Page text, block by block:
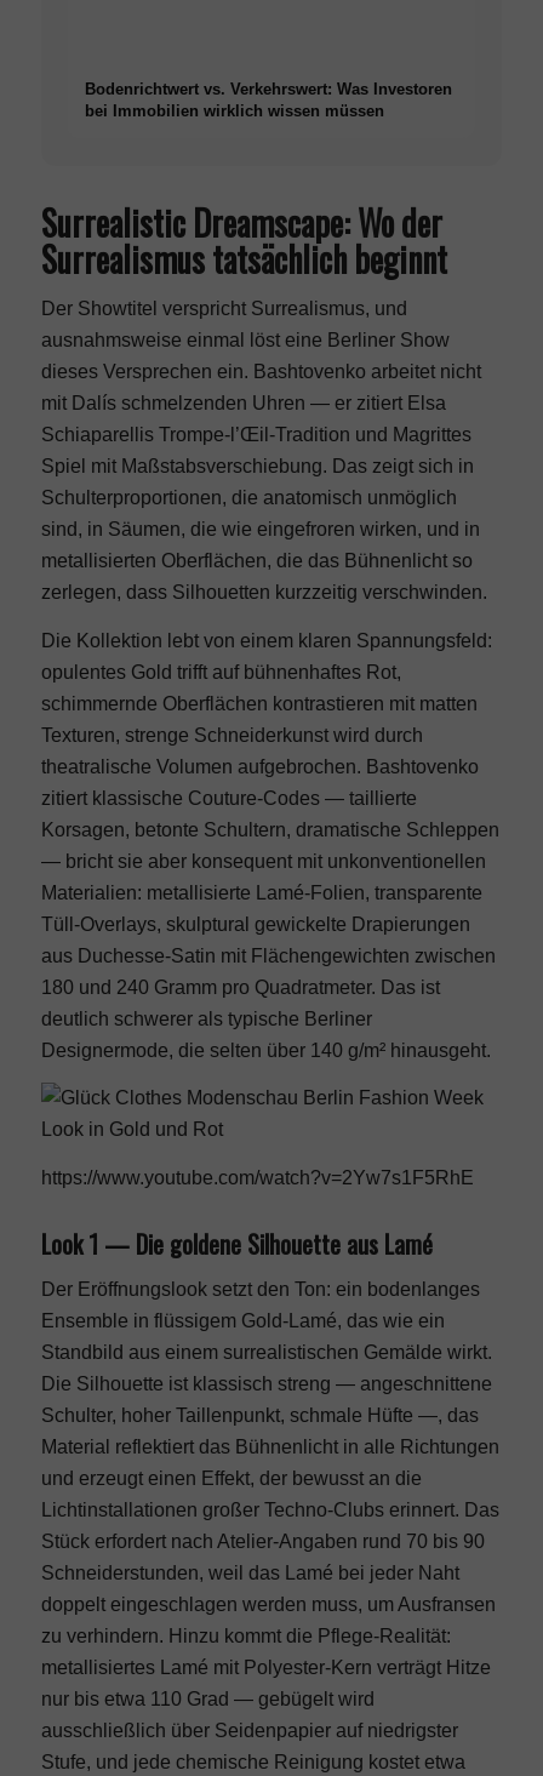
Bodenrichtwert vs. Verkehrswert: Was Investoren
bei Immobilien wirklich wissen müssen
Surrealistic Dreamscape: Wo der
Surrealismus tatsächlich beginnt
Der Showtitel verspricht Surrealismus, und
ausnahmsweise einmal löst eine Berliner Show
dieses Versprechen ein. Bashtovenko arbeitet nicht
mit Dalís schmelzenden Uhren — er zitiert Elsa
Schiaparellis Trompe-l’Œil-Tradition und Magrittes
Spiel mit Maßstabsverschiebung. Das zeigt sich in
Schulterproportionen, die anatomisch unmöglich
sind, in Säumen, die wie eingefroren wirken, und in
metallisierten Oberflächen, die das Bühnenlicht so
zerlegen, dass Silhouetten kurzzeitig verschwinden.
Die Kollektion lebt von einem klaren Spannungsfeld:
opulentes Gold trifft auf bühnenhaftes Rot,
schimmernde Oberflächen kontrastieren mit matten
Texturen, strenge Schneiderkunst wird durch
theatralische Volumen aufgebrochen. Bashtovenko
zitiert klassische Couture-Codes — taillierte
Korsagen, betonte Schultern, dramatische Schleppen
— bricht sie aber konsequent mit unkonventionellen
Materialien: metallisierte Lamé-Folien, transparente
Tüll-Overlays, skulptural gewickelte Drapierungen
aus Duchesse-Satin mit Flächengewichten zwischen
180 und 240 Gramm pro Quadratmeter. Das ist
deutlich schwerer als typische Berliner
Designermode, die selten über 140 g/m² hinausgeht.
https://www.youtube.com/watch?v=2Yw7s1F5RhE
Look 1 — Die goldene Silhouette aus Lamé
Der Eröffnungslook setzt den Ton: ein bodenlanges
Ensemble in flüssigem Gold-Lamé, das wie ein
Standbild aus einem surrealistischen Gemälde wirkt.
Die Silhouette ist klassisch streng — angeschnittene
Schulter, hoher Taillenpunkt, schmale Hüfte —, das
Material reflektiert das Bühnenlicht in alle Richtungen
und erzeugt einen Effekt, der bewusst an die
Lichtinstallationen großer Techno-Clubs erinnert. Das
Stück erfordert nach Atelier-Angaben rund 70 bis 90
Schneiderstunden, weil das Lamé bei jeder Naht
doppelt eingeschlagen werden muss, um Ausfransen
zu verhindern. Hinzu kommt die Pflege-Realität:
metallisiertes Lamé mit Polyester-Kern verträgt Hitze
nur bis etwa 110 Grad — gebügelt wird
ausschließlich über Seidenpapier auf niedrigster
Stufe, und jede chemische Reinigung kostet etwa